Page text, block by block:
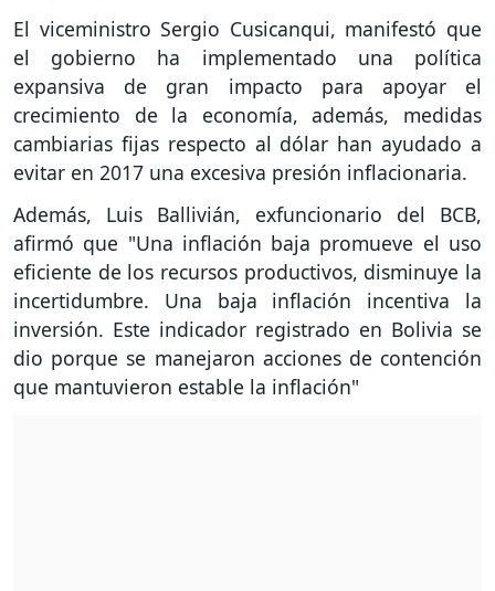
El viceministro Sergio Cusicanqui, manifestó que
el gobierno ha implementado una política
expansiva de gran impacto para apoyar el
crecimiento de la economía, además, medidas
cambiarias fijas respecto al dólar han ayudado a
evitar en 2017 una excesiva presión inflacionaria.
Además, Luis Ballivián, exfuncionario del BCB,
afirmó que "Una inflación baja promueve el uso
eficiente de los recursos productivos, disminuye la
incertidumbre. Una baja inflación incentiva la
inversión. Este indicador registrado en Bolivia se
dio porque se manejaron acciones de contención
que mantuvieron estable la inflación"